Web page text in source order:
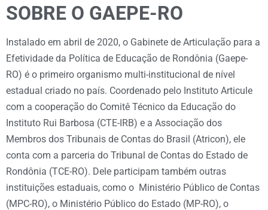
SOBRE O GAEPE-RO
Instalado em abril de 2020, o Gabinete de Articulação para a
Efetividade da Política de Educação de Rondônia (Gaepe-
RO) é o primeiro organismo multi-institucional de nível
estadual criado no país. Coordenado pelo Instituto Articule
com a cooperação do Comitê Técnico da Educação do
Instituto Rui Barbosa (CTE-IRB) e a Associação dos
Membros dos Tribunais de Contas do Brasil (Atricon), ele
conta com a parceria do Tribunal de Contas do Estado de
Rondônia (TCE-RO). Dele participam também outras
instituições estaduais, como o Ministério Público de Contas
(MPC-RO), o Ministério Público do Estado (MP-RO), o